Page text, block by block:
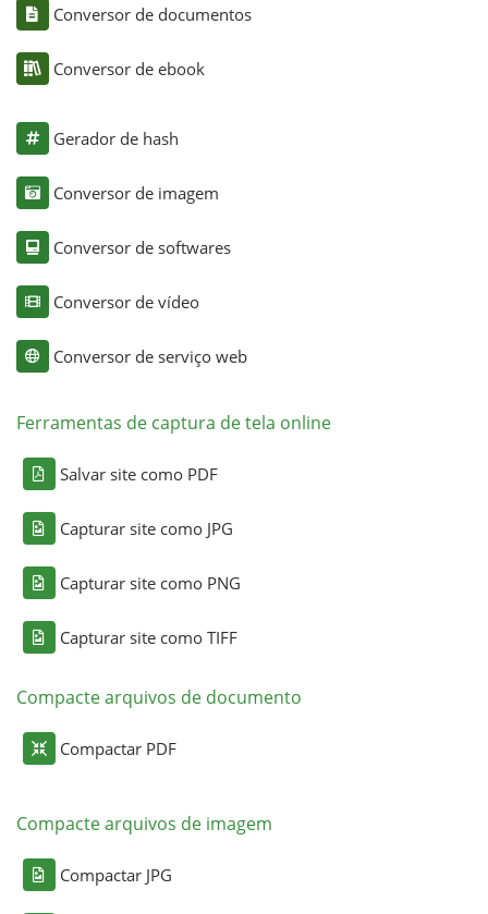
Conversor de documentos
Conversor de ebook
Gerador de hash
Conversor de imagem
Conversor de softwares
Conversor de vídeo
Conversor de serviço web
Ferramentas de captura de tela online
Salvar site como PDF
Capturar site como JPG
Capturar site como PNG
Capturar site como TIFF
Compacte arquivos de documento
Compactar PDF
Compacte arquivos de imagem
Compactar JPG